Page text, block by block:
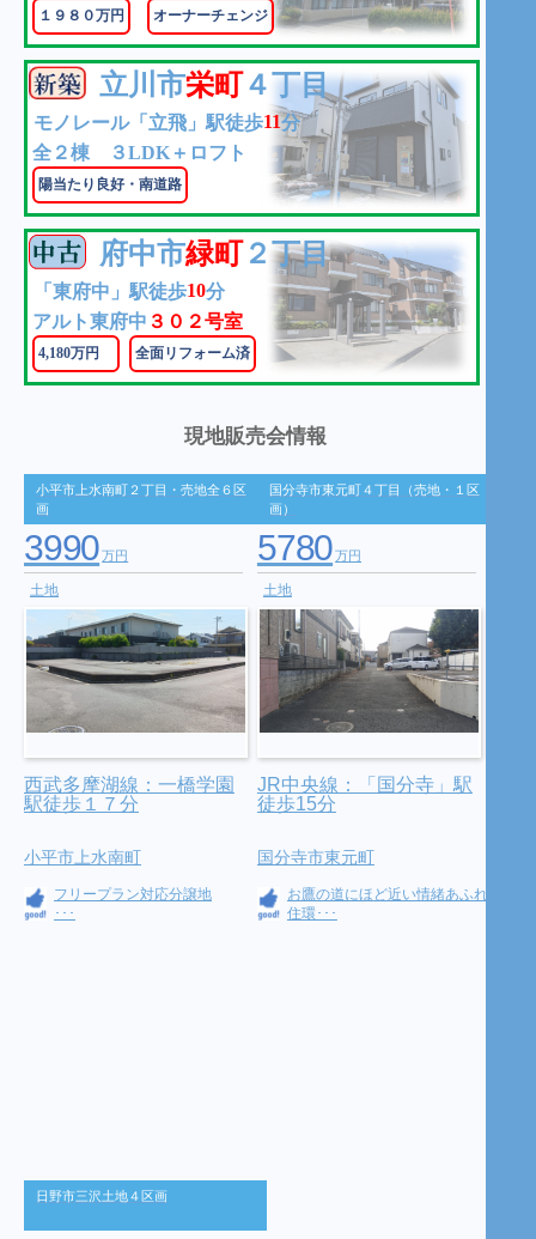
１９８０万円 オーナーチェンジ
立川市栄町４丁目
モノレール「立飛」駅徒歩11分
全２棟 ３LDK＋ロフト
陽当たり良好・南道路
府中市緑町２丁目
「東府中」駅徒歩10分
アルト東府中 ３０２号室
4,180万円 全面リフォーム済
現地販売会情報
小平市上水南町２丁目・売地全６区
画
3990万円
土地
西武多摩湖線：一橋学園
駅徒歩１７分
小平市上水南町
フリープラン対応分譲地
･･･
国分寺市東元町４丁目（売地・１区
画）
5780万円
土地
JR中央線：「国分寺」駅
徒歩15分
国分寺市東元町
お鷹の道にほど近い情緒あふれる
住環･･･
日野市三沢土地４区画